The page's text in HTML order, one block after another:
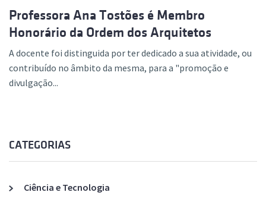
Professora Ana Tostões é Membro
Honorário da Ordem dos Arquitetos
A docente foi distinguida por ter dedicado a sua atividade, ou
contribuído no âmbito da mesma, para a "promoção e
divulgação...
CATEGORIAS
Ciência e Tecnologia